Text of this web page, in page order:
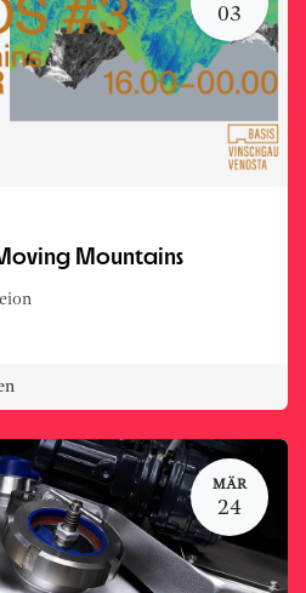
03
Mountains
MÄR
24